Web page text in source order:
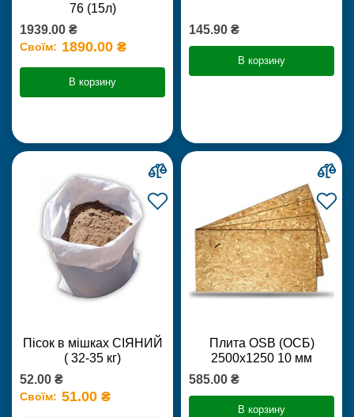
76 (15л)
1939.00 ₴
Своїм: 1890.00 ₴
В корзину
145.90 ₴
В корзину
Пісок в мішках СІЯНИЙ
( 32-35 кг)
52.00 ₴
Своїм: 51.00 ₴
Плита OSB (ОСБ)
2500х1250 10 мм
585.00 ₴
В корзину